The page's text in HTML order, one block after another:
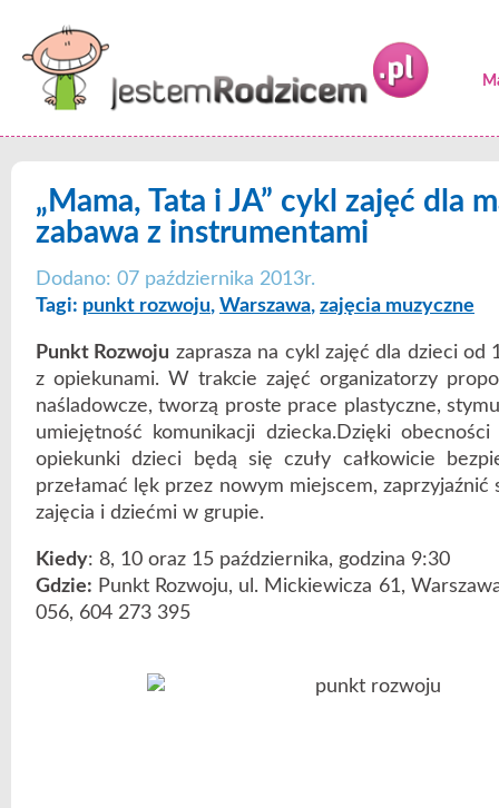
„Mama, Tata i JA” cykl zajęć dla
zabawa z instrumentami
Dodano: 07 października 2013r.
Tagi: punkt rozwoju, Warszawa, zajęcia muzyczne
Punkt Rozwoju zaprasza na cykl zajęć dla dzieci od
z opiekunami. W trakcie zajęć organizatorzy
naśladowcze, tworzą proste prace plastyczne,
umiejętność komunikacji dziecka.Dzięki
opiekunki dzieci będą się czuły całkowicie
przełamać lęk przez nowym miejscem, zaprzyjaźnić
zajęcia i dziećmi w grupie.
Kiedy: 8, 10 oraz 15 października, godzina 9:30
Gdzie: Punkt Rozwoju, ul. Mickiewicza 61,
056, 604 273 395